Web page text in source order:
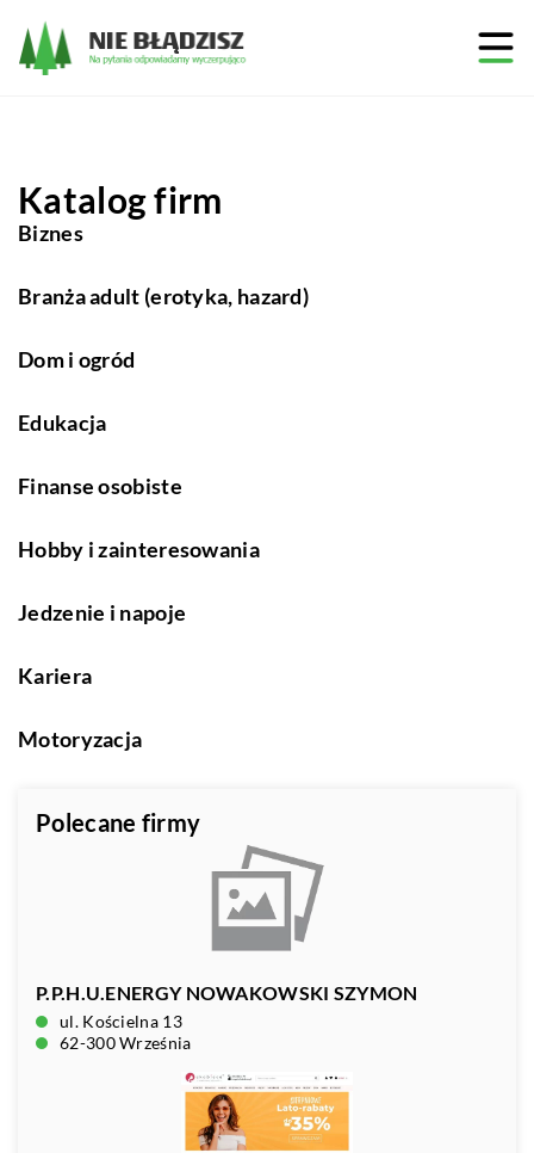
Katalog firm
Biznes
Branża adult (erotyka, hazard)
Dom i ogród
Edukacja
Finanse osobiste
Hobby i zainteresowania
Jedzenie i napoje
Kariera
Motoryzacja
Polecane firmy
P.P.H.U.ENERGY NOWAKOWSKI SZYMON
ul. Kościelna 13
62-300 Września